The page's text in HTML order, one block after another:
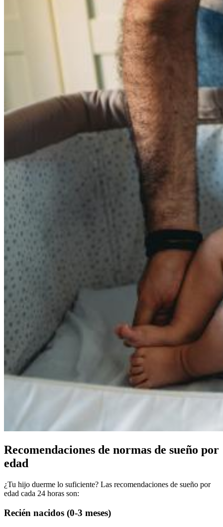
Recomendaciones de normas de sueño por
edad
¿Tu hijo duerme lo suficiente? Las recomendaciones de sueño por
edad cada 24 horas son:
Recién nacidos (0-3 meses)